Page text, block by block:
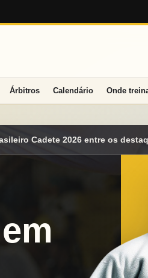
Árbitros Calendário Onde
nacionais Mato Grosso do